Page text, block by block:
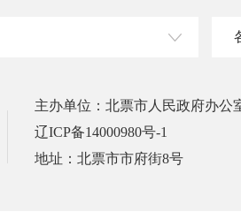
主办单位：北票市人民政府办公
辽ICP备14000980号-1
地址：北票市市府街8号